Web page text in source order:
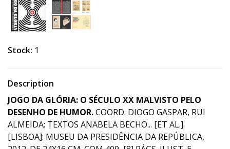
Stock: 1
Description
JOGO DA GLÓRIA: O SÉCULO XX MALVISTO PELO
DESENHO DE HUMOR.COORD. DIOGO GASPAR, RUI
ALMEIDA; TEXTOS ANABELA BECHO... [ET AL.].
[LISBOA]: MUSEU DA PRESIDÊNCIA DA REPÚBLICA,